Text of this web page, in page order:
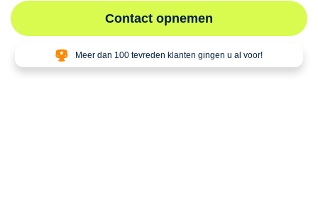
Contact opnemen
Meer dan 100 tevreden klanten gingen u al voor!